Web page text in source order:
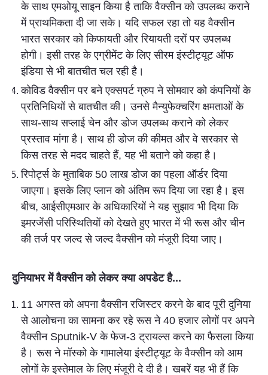
के साथ एमओयू साइन किया है ताकि वैक्सीन को उपलब्ध कराने
में प्राथमिकता दी जा सके। यदि सफल रहा तो यह वैक्सीन
भारत सरकार को किफायती और रियायती दरों पर उपलब्ध
होगी। इसी तरह के एग्रीमेंट के लिए सीरम इंस्टीट्यूट ऑफ
इंडिया से भी बातचीत चल रही है।
कोविड वैक्सीन पर बने एक्सपर्ट ग्रुप ने सोमवार को कंपनियों के
प्रतिनिधियों से बातचीत की। उनसे मैन्युफेक्चरिंग क्षमताओं के
साथ-साथ सप्लाई चेन और डोज उपलब्ध कराने को लेकर
प्रस्ताव मांगा है। साथ ही डोज की कीमत और वे सरकार से
किस तरह से मदद चाहते हैं, यह भी बताने को कहा है।
रिपोर्ट्स के मुताबिक 50 लाख डोज का पहला ऑर्डर दिया
जाएगा। इसके लिए प्लान को अंतिम रूप दिया जा रहा है। इस
बीच, आईसीएमआर के अधिकारियों ने यह सुझाव भी दिया कि
इमरजेंसी परिस्थितियों को देखते हुए भारत में भी रूस और चीन
की तर्ज पर जल्द से जल्द वैक्सीन को मंजूरी दिया जाए।
दुनियाभर में वैक्सीन को लेकर क्या अपडेट है...
11 अगस्त को अपना वैक्सीन रजिस्टर करने के बाद पूरी दुनिया
से आलोचना का सामना कर रहे रूस ने 40 हजार लोगों पर अपने
वैक्सीन Sputnik-V के फेज-3 ट्रायल्स करने का फैसला किया
है। रूस ने मॉस्को के गामालेया इंस्टीट्यूट के वैक्सीन को आम
लोगों के इस्तेमाल के लिए मंजूरी दे दी है। खबरें यह भी हैं कि